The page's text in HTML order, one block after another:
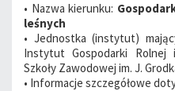
• Nazwa kierunku:
leśnych
• Jednostka (instytut)
Instytut Gospodarki Rolnej
Szkoły Zawodowej im. J.
• Informacje szczegółowe